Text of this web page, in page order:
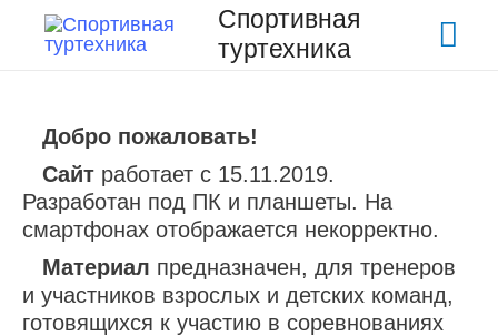
Спортивная
туртехника
Добро пожаловать!
Сайт работает с 15.11.2019.
Разработан под ПК и планшеты. На
смартфонах отображается некорректно.
Материал предназначен, для тренеров
и участников взрослых и детских команд,
готовящихся к участию в соревнованиях